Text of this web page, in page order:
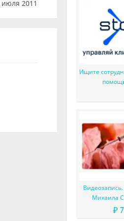
июля 2011
Ищите
Михаила
Сложные
₽